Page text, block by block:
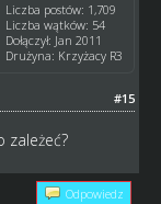
Liczba postów: 1,709
Liczba wątków: 54
Dołączył: Jan 2011
Drużyna: Krzyżacy R3
#15
zależeć?
Odpowiedz